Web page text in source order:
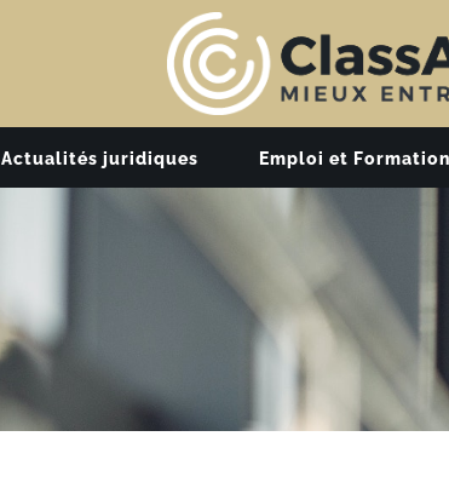
Actualités juridiques Emploi et Formation